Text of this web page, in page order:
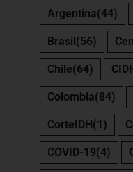
Argentina(44)
Brasil(56)
Chile(64)
Colombia(84)
CorteIDH(1)
COVID-19(4)